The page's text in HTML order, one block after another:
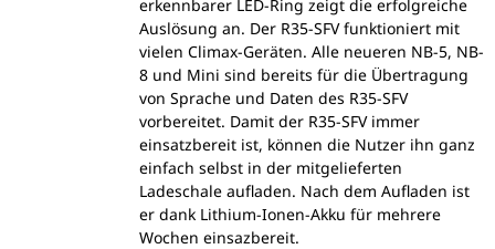
erkennbarer LED-Ring zeigt die erfolgreiche
Auslösung an. Der R35-SFV funktioniert mit
vielen Climax-Geräten. Alle neueren NB-5, NB-
8 und Mini sind bereits für die Übertragung
von Sprache und Daten des R35-SFV
vorbereitet. Damit der R35-SFV immer
einsatzbereit ist, können die Nutzer ihn ganz
einfach selbst in der mitgelieferten
Ladeschale aufladen. Nach dem Aufladen ist
er dank Lithium-Ionen-Akku für mehrere
Wochen einsazbereit.